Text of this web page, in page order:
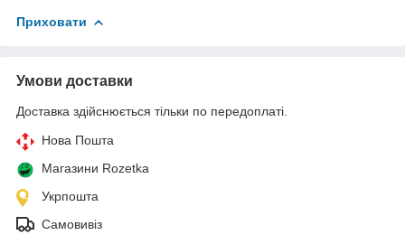
Приховати
Умови доставки
Доставка здійснюється тільки по передоплаті.
Нова Пошта
Магазини Rozetka
Укрпошта
Самовивіз